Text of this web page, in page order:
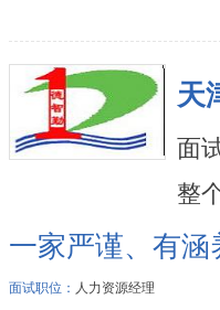
天
面
整
一家严谨、有
面试职位： 人力资源经理